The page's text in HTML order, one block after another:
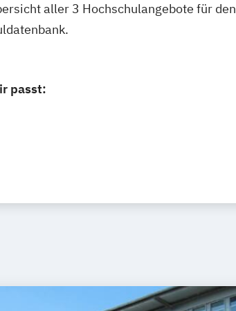
aller 3 Hochschulangebote für den
passt: